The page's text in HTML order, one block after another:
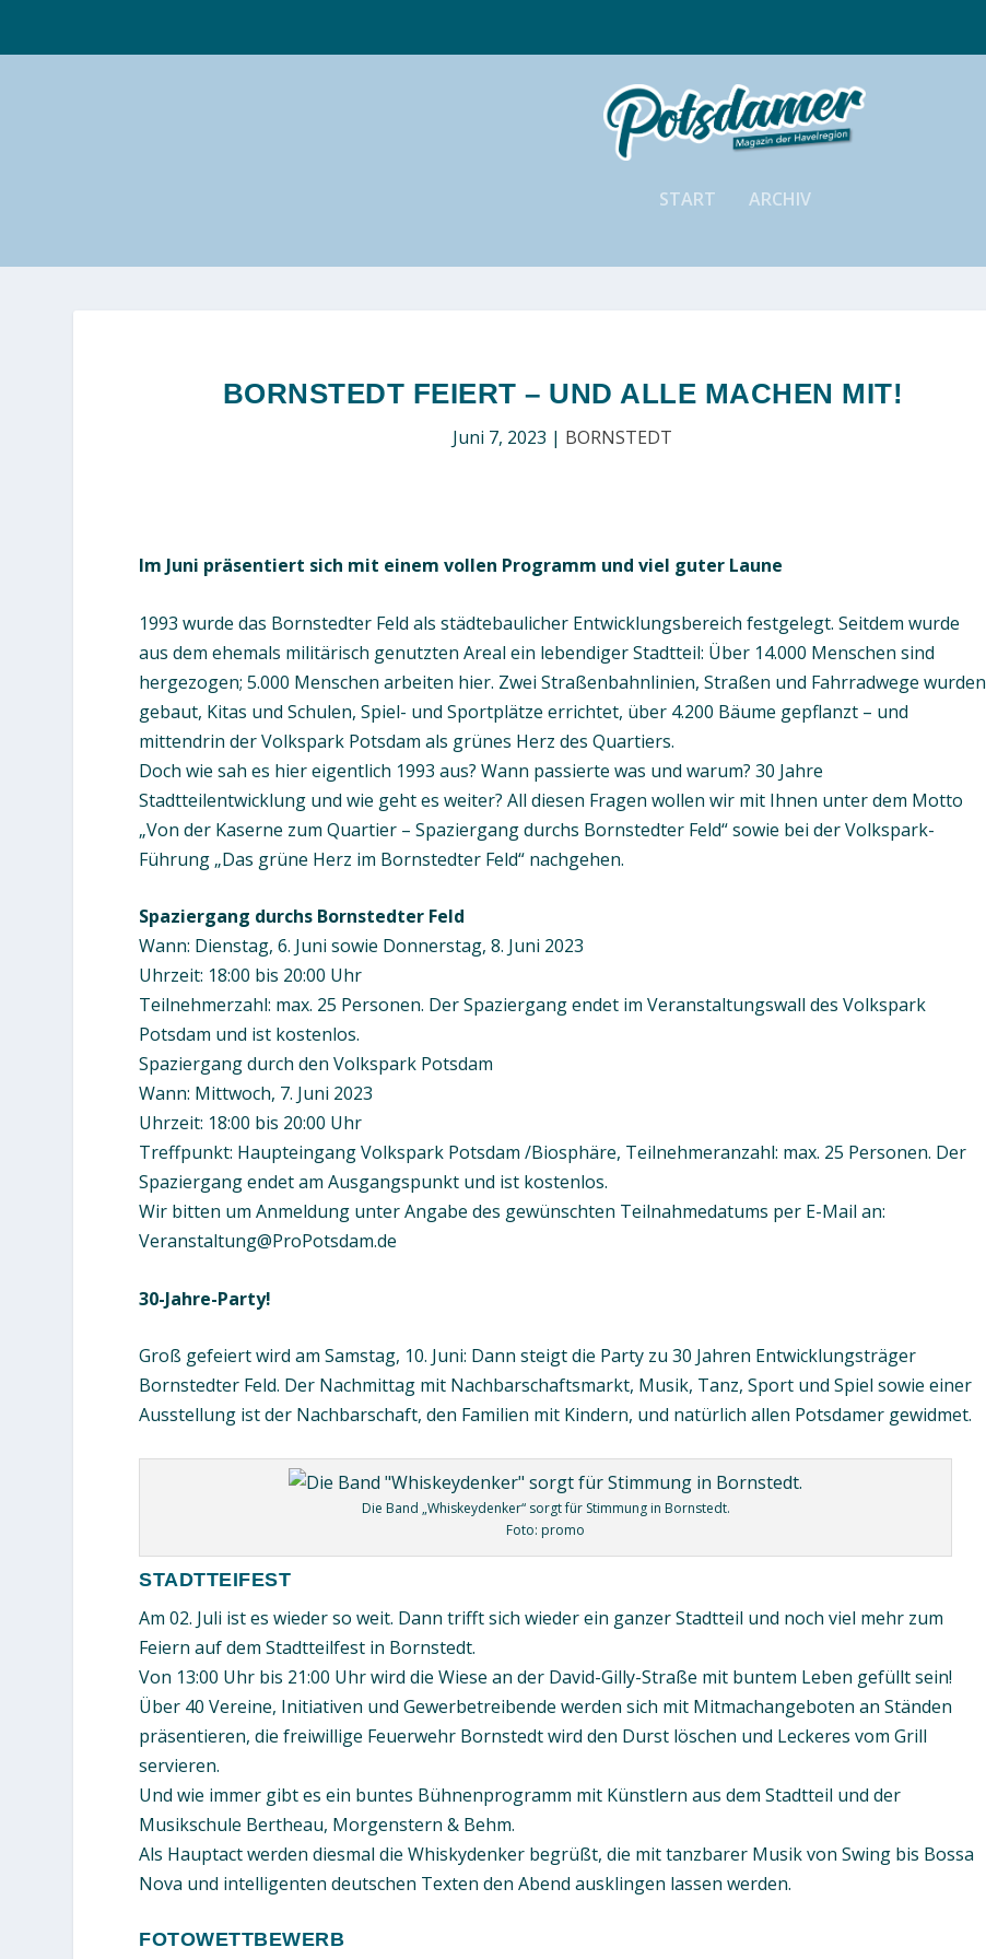
START ARCHIV
BORNSTEDT FEIERT – UND ALLE MACHEN MIT!
Juni 7, 2023 | BORNSTEDT
Im Juni präsentiert sich mit einem vollen Programm und viel guter Laune
1993 wurde das Bornstedter Feld als städtebaulicher Entwicklungsbereich festgelegt. Seitdem wurde
aus dem ehemals militärisch genutzten Areal ein lebendiger Stadtteil: Über 14.000 Menschen sind
hergezogen; 5.000 Menschen arbeiten hier. Zwei Straßenbahnlinien, Straßen und Fahrradwege wurden
gebaut, Kitas und Schulen, Spiel- und Sportplätze errichtet, über 4.200 Bäume gepflanzt – und
mittendrin der Volkspark Potsdam als grünes Herz des Quartiers.
Doch wie sah es hier eigentlich 1993 aus? Wann passierte was und warum? 30 Jahre
Stadtteilentwicklung und wie geht es weiter? All diesen Fragen wollen wir mit Ihnen unter dem Motto
„Von der Kaserne zum Quartier – Spaziergang durchs Bornstedter Feld“ sowie bei der Volkspark-
Führung „Das grüne Herz im Bornstedter Feld“ nachgehen.
Spaziergang durchs Bornstedter Feld
Wann: Dienstag, 6. Juni sowie Donnerstag, 8. Juni 2023
Uhrzeit: 18:00 bis 20:00 Uhr
Teilnehmerzahl: max. 25 Personen. Der Spaziergang endet im Veranstaltungswall des Volkspark
Potsdam und ist kostenlos.
Spaziergang durch den Volkspark Potsdam
Wann: Mittwoch, 7. Juni 2023
Uhrzeit: 18:00 bis 20:00 Uhr
Treffpunkt: Haupteingang Volkspark Potsdam /Biosphäre, Teilnehmeranzahl: max. 25 Personen. Der
Spaziergang endet am Ausgangspunkt und ist kostenlos.
Wir bitten um Anmeldung unter Angabe des gewünschten Teilnahmedatums per E-Mail an:
Veranstaltung@ProPotsdam.de
30-Jahre-Party!
Groß gefeiert wird am Samstag, 10. Juni: Dann steigt die Party zu 30 Jahren Entwicklungsträger
Bornstedter Feld. Der Nachmittag mit Nachbarschaftsmarkt, Musik, Tanz, Sport und Spiel sowie einer
Ausstellung ist der Nachbarschaft, den Familien mit Kindern, und natürlich allen Potsdamer gewidmet.
Die Band „Whiskeydenker“ sorgt für Stimmung in Bornstedt.
Foto: promo
STADTTEIFEST
Am 02. Juli ist es wieder so weit. Dann trifft sich wieder ein ganzer Stadtteil und noch viel mehr zum
Feiern auf dem Stadtteilfest in Bornstedt.
Von 13:00 Uhr bis 21:00 Uhr wird die Wiese an der David-Gilly-Straße mit buntem Leben gefüllt sein!
Über 40 Vereine, Initiativen und Gewerbetreibende werden sich mit Mitmachangeboten an Ständen
präsentieren, die freiwillige Feuerwehr Bornstedt wird den Durst löschen und Leckeres vom Grill
servieren.
Und wie immer gibt es ein buntes Bühnenprogramm mit Künstlern aus dem Stadtteil und der
Musikschule Bertheau, Morgenstern & Behm.
Als Hauptact werden diesmal die Whiskydenker begrüßt, die mit tanzbarer Musik von Swing bis Bossa
Nova und intelligenten deutschen Texten den Abend ausklingen lassen werden.
FOTOWETTBEWERB